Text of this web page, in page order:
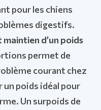
pour les chiens
digestifs.
d’un poids
permet de
courant chez
un poids idéal pour
Un surpoids de